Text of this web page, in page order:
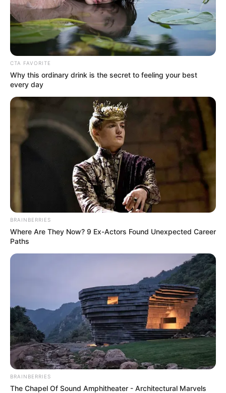
CTA FAVORITE
Why this ordinary drink is the secret to feeling your best
every day
BRAINBERRIES
Where Are They Now? 9 Ex-Actors Found Unexpected Career
Paths
BRAINBERRIES
The Chapel Of Sound Amphitheater - Architectural Marvels